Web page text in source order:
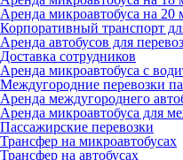
Аренда микроавтобуса на 20
Корпоративный транспорт
Аренда автобусов для
Доставка сотрудников
Аренда микроавтобуса с
Междугородние перевозки
Аренда междугороднего
Аренда микроавтобуса для
Пассажирские перевозки
Трансфер на микроавтобусах
Трансфер на автобусах